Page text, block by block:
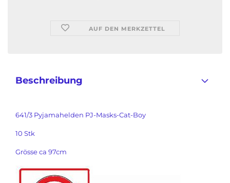
AUF DEN MERKZETTEL
Beschreibung
641/3 Pyjamahelden PJ-Masks-Cat-Boy
10 Stk
Grösse ca 97cm